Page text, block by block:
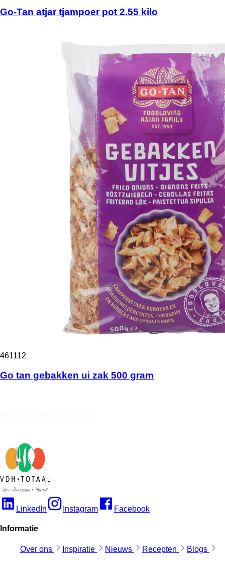
Go-Tan atjar tjampoer pot 2.55 kilo
461112
Go tan gebakken ui zak 500 gram
LinkedIn Instagram Facebook
Informatie
Over ons Inspiratie Nieuws Recepten Blogs